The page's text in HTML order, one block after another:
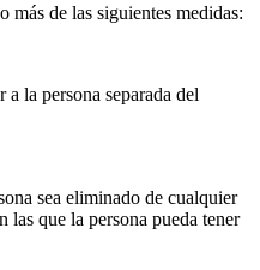
más de las siguientes medidas:
la persona separada del
sea eliminado de cualquier
las que la persona pueda tener